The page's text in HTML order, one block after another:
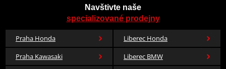
Navštivte naše
specializované prodejny
Praha Honda
Liberec Honda
Praha Kawasaki
Liberec BMW